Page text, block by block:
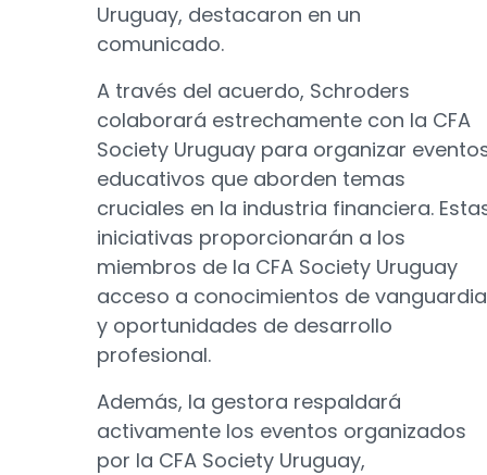
Uruguay, destacaron en un
comunicado.
A través del acuerdo, Schroders
colaborará estrechamente con la CFA
Society Uruguay para organizar
educativos que aborden temas
cruciales en la industria financiera.
iniciativas proporcionarán a los
miembros de la CFA Society Uruguay
acceso a conocimientos de vanguardia
y oportunidades de desarrollo
profesional.
Además, la gestora respaldará
activamente los eventos organizados
por la CFA Society Uruguay,